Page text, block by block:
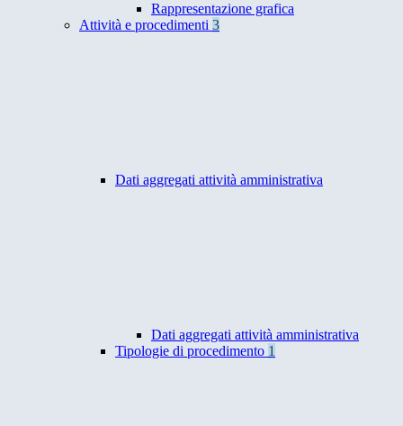
Rappresentazione grafica
Attività e procedimenti 3
Dati aggregati attività amministrativa
Dati aggregati attività amministrativa
Tipologie di procedimento 1